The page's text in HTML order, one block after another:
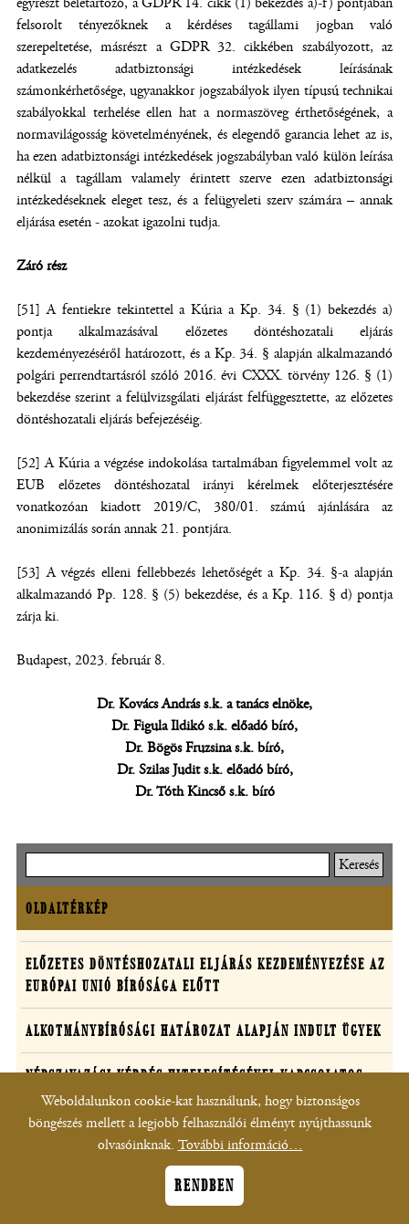
felsorolt tényezőknek a kérdéses tagállami jogban való
szerepeltetése, másrészt a GDPR 32. cikkében szabályozott, az
adatkezelés adatbiztonsági intézkedések leírásának
számonkérhetősége, ugyanakkor jogszabályok ilyen típusú technikai
szabályokkal terhelése ellen hat a normaszöveg érthetőségének, a
normavilágosság követelményének, és elegendő garancia lehet az is,
ha ezen adatbiztonsági intézkedések jogszabályban való külön leírása
nélkül a tagállam valamely érintett szerve ezen adatbiztonsági
intézkedéseknek eleget tesz, és a felügyeleti szerv számára – annak
eljárása esetén - azokat igazolni tudja.
Záró rész
[51] A fentiekre tekintettel a Kúria a Kp. 34. § (1) bekezdés a)
pontja alkalmazásával előzetes döntéshozatali eljárás
kezdeményezéséről határozott, és a Kp. 34. § alapján alkalmazandó
polgári perrendtartásról szóló 2016. évi CXXX. törvény 126. § (1)
bekezdése szerint a felülvizsgálati eljárást felfüggesztette, az előzetes
döntéshozatali eljárás befejezéséig.
[52] A Kúria a végzése indokolása tartalmában figyelemmel volt az
EUB előzetes döntéshozatal irányi kérelmek előterjesztésére
vonatkozóan kiadott 2019/C, 380/01. számú ajánlására az
anonimizálás során annak 21. pontjára.
[53] A végzés elleni fellebbezés lehetőségét a Kp. 34. §-a alapján
alkalmazandó Pp. 128. § (5) bekezdése, és a Kp. 116. § d) pontja
zárja ki.
Budapest, 2023. február 8.
Dr. Kovács András s.k. a tanács elnöke,
Dr. Figula Ildikó s.k. előadó bíró,
Dr. Bögös Fruzsina s.k. bíró,
Dr. Szilas Judit s.k. előadó bíró,
Dr. Tóth Kincső s.k. bíró
Oldaltérkép
OLDALTÉRKÉP
Határozatok
egyedi
ügyekben
ELŐZETES DÖNTÉSHOZATALI ELJÁRÁS KEZDEMÉNYEZÉSE AZ
EURÓPAI UNIÓ BÍRÓSÁGA ELŐTT
ALKOTMÁNYBÍRÓSÁGI HATÁROZAT ALAPJÁN INDULT ÜGYEK
NÉPSZAVAZÁSI KÉRDÉS HITELESÍTÉSÉVEL KAPCSOLATOS
ÜGYEK
VÁLASZTÁSI ÜGYEK
GYÜLEKEZÉSI JOGORVOSLATI ÜGYEK
Weboldalunkon cookie-kat használunk, hogy biztonságos
böngészés mellett a legjobb felhasználói élményt nyújthassunk
olvasóinknak. További információ…
RENDBEN